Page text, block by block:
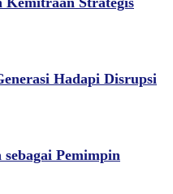
Hadapi Disrupsi
Pemimpin